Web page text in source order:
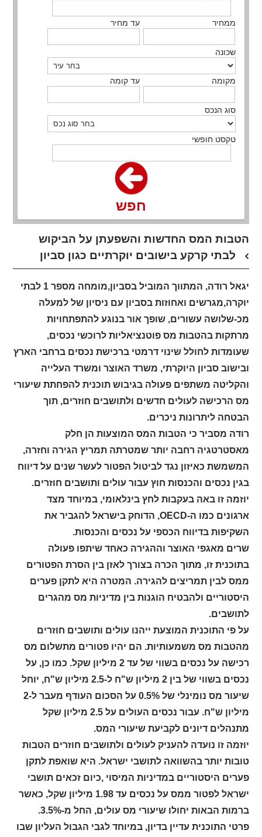
ממחיר עד מחיר
שכונה
מקומה עד קומה
סוג הנכס
טקסט חופשי
חפש
הטבות המס החדשות והשפעתן על הביקוש
יגאל רודה, המתווך המוביל בסביון,מומחה מספר 1 לבתי
יוקרה,מגרשים ואחוזות בסביון עם ניסיון של למעלה
מכ-שלושה עשורים, שופך אור בנוגע להתפתחויות
מרתקות בהטבות מס פוטנציאליות לרוכשי נכסים,
שעומדות לחולל שינוי דרמטי ברכישת נכסים ברחבי הארץ
ובישוב סביון היוקרתי, משרד האוצר ומשרד העלייה
והקליטה משתפים פעולה בגיבוש תוכנית להפחתת שיעורי
מס הרכישה לעולים חדשים ולתושבים חוזרים, תוך
הבטחה ליתרונות ניכרים.
רודה מסביר כי הטבות המס המוצעות הן חלק
מאסטרטגיה רחבה יותר שמטרתה תמריץ הגירה וחזרה,
המשמשת כאיזון נגד לביטול הפטור לעשר שנים על דיווח
בגין נכסים והכנסות חוץ עבור עולים ותושבים חוזרים.
יוזמה זו באה בעקבות לחץ בינלאומי, במיוחד מצד
ארגונים כמו ה-OECD, הדוחק בישראל להגביר את
השקיפות בדיווח הכספי על נכסים והכנסות.
שרים מאגפי האוצר וההגירה כאחד שיתפו פעולה
בתוכנית זו, מתוך הכרה בצורך לאזן בין הסרת הפטורים
ממס לבין תמריצים להגירה. המטרה היא לתקן פערים
היסטוריים ולהבטיח הוגנות בין מדיניות מס מהגרים
לתושבים.
על פי התוכנית המוצעת ייהנו עולים ותושבים חוזרים
מהטבות מס משמעותיות. הם יהיו פטורים מתשלום מס
רכישה על נכסים בשווי של עד 2 מיליון שקל. כמו כן, על
נכסים בשווי של בין 2 מיליון ש"ח ל-2.5 מיליון ש"ח, יוחל
שיעור מס נומינלי של 0.5% על הסכום העודף מעבר ל-2
מיליון ש"ח. עבור נכסים העולים על 2.5 מיליון שקל
מתנהלים דיונים לקביעת שיעורי המס.
יוזמה זו נועדה להעניק לעולים ולתושבים חוזרים הטבות
טובות יותר בהשוואה לתושבי ישראל. היא שואפת לתקן
פערים היסטוריים במדיניות המיסוי ,כיום זכאים תושבי
ישראל לפטור ממס על נכסים עד 1.98 מיליון שקל, כאשר
ברמות הבאות יחולו שיעורי מס עולים, החל מ-3.5%.
פרטי התוכנית עדיין בדיון, במיוחד לגבי הגבול העליון שבו